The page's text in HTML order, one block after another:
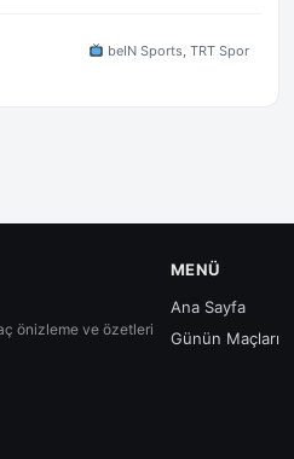
beIN Sports, TRT Spor
önizleme ve özetleri
MENÜ
Ana Sayfa
Günün Maçları